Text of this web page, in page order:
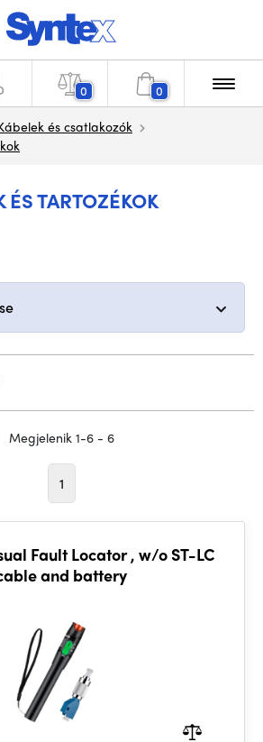
0 0
és csatlakozók
TARTOZÉKOK
Megjelenik 1-6 - 6
1
Fault Locator , w/o ST-LC
and battery